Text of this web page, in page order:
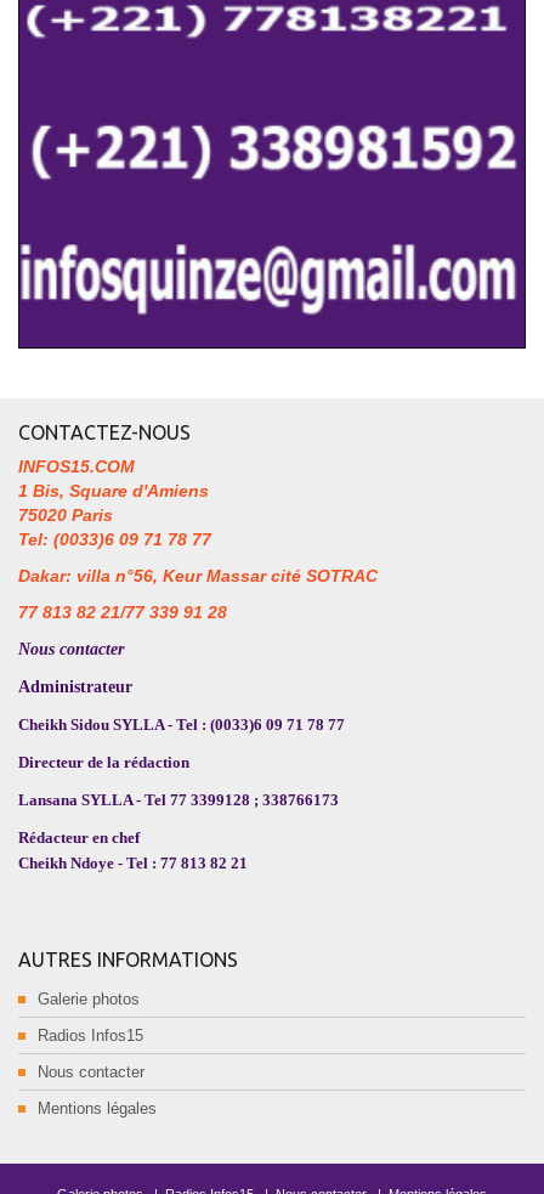
CONTACTEZ-NOUS
INFOS15.COM
1 Bis, Square d'Amiens
75020 Paris
Tel: (0033)6 09 71 78 77
Dakar: villa n°56, Keur Massar cité SOTRAC
77 813 82 21/77 339 91 28
Nous contacter
Administrateur
Cheikh Sidou SYLLA - Tel : (0033)6 09 71 78 77
Directeur de la rédaction
Lansana SYLLA - Tel 77 3399128 ; 338766173
Rédacteur en chef
Cheikh Ndoye - Tel : 77 813 82 21
AUTRES INFORMATIONS
Galerie photos
Radios Infos15
Nous contacter
Mentions légales